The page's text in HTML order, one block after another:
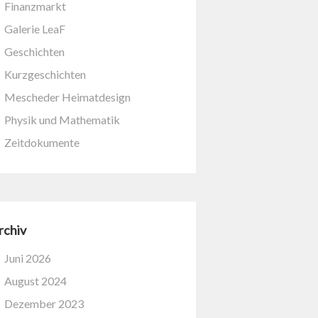
Finanzmarkt
Galerie LeaF
Geschichten
Kurzgeschichten
Mescheder Heimatdesign
Physik und Mathematik
Zeitdokumente
Juni 2026
August 2024
Dezember 2023